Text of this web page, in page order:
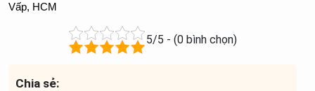
Vấp, HCM
5/5 - (0 bình chọn)
Chia sẻ: